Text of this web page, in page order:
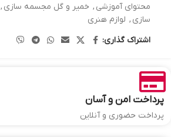
محتوای آموزشی , خمیر و گل مجسمه سازی ,
سازی , لوازم هنری
اشتراک گذاری:
پرداخت امن و آسان
پرداخت حضوری و آنلاین